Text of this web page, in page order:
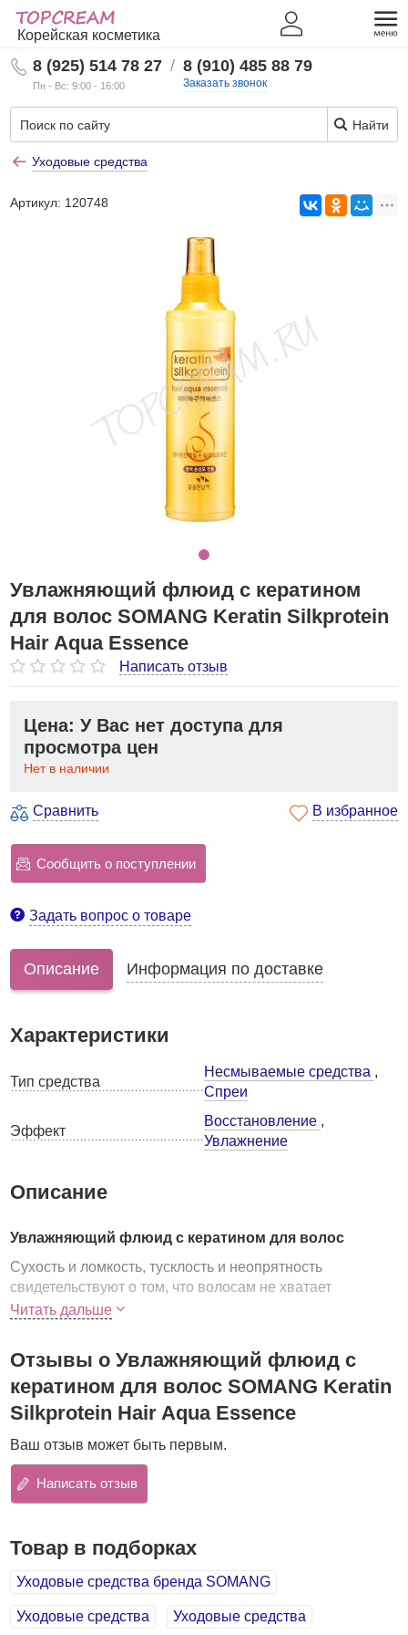
Корейская косметика
8 (925) 514 78 27
Пн - Вс: 9:00 - 16:00
/ 8 (910) 485 88 79
Заказать звонок
Найти
Уходовые средства
Артикул: 120748
Увлажняющий флюид с кератином
для волос SOMANG Keratin Silkprotein
Hair Aqua Essence
Написать отзыв
Цена: У Вас нет доступа для
просмотра цен
Нет в наличии
Сравнить В избранное
Сообщить о поступлении
Задать вопрос о товаре
Описание Информация по доставке
Характеристики
Тип средства
Несмываемые средства ,
Спреи
Эффект
Восстановление ,
Увлажнение
Описание
Увлажняющий флюид с кератином для волос
Сухость и ломкость, тусклость и неопрятность
свидетельствуют о том, что волосам не хватает
кератина. Косметические средства с кератином
Легкий невесомый флюид с кератиномобеспечивает
волосам мгновенное и длительное увлажнение,
питает их и смягчает. Средство дезодорирует волосы,
дарит им приятный аромат и защищает от впитывания
запахов табака, пищи и т.д.
Подходит для любого типа волос, но особенно
рекомендуется для окрашенных, сухих, ломких, тусклых
Кератин проникает внутрь волос и восстанавливает их
структуру, делает их прочными и эластичными,
кератин поддерживает баланс влаги, необходимый для
Читать дальше
Отзывы о Увлажняющий флюид с
кератином для волос SOMANG Keratin
Silkprotein Hair Aqua Essence
Ваш отзыв может быть первым.
Написать отзыв
Товар в подборках
Уходовые средства бренда SOMANG
Уходовые средства Уходовые средства